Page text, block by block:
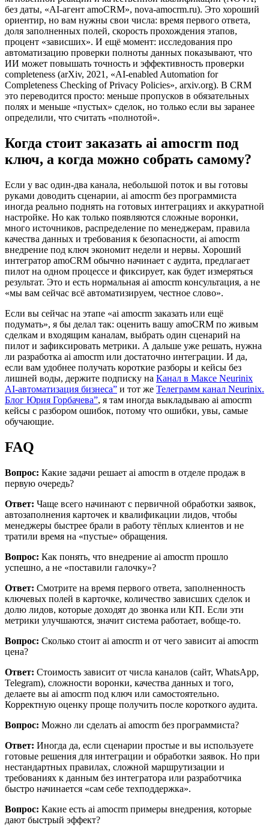
без даты, «AI-агент amoCRM», nova-amocrm.ru). Это хороший
ориентир, но вам нужны свои числа: время первого ответа,
доля заполненных полей, скорость прохождения этапов,
процент «зависших». И ещё момент: исследования про
автоматизацию проверки полноты данных показывают, что
ИИ может повышать точность и эффективность проверки
completeness (arXiv, 2021, «AI-enabled Automation for
Completeness Checking of Privacy Policies», arxiv.org). В CRM
это переводится просто: меньше пропусков в обязательных
полях и меньше «пустых» сделок, но только если вы заранее
определили, что считать «полнотой».
Когда стоит заказать ai amocrm под
ключ, а когда можно собрать самому?
Если у вас один-два канала, небольшой поток и вы готовы
руками доводить сценарии, ai amocrm без программиста
иногда реально поднять на готовых интеграциях и аккуратной
настройке. Но как только появляются сложные воронки,
много источников, распределение по менеджерам, правила
качества данных и требования к безопасности, ai amocrm
внедрение под ключ экономит недели и нервы. Хороший
интегратор amoCRM обычно начинает с аудита, предлагает
пилот на одном процессе и фиксирует, как будет измеряться
результат. Это и есть нормальная ai amocrm консультация, а не
«мы вам сейчас всё автоматизируем, честное слово».
Если вы сейчас на этапе «ai amocrm заказать или ещё
подумать», я бы делал так: оценить вашу amoCRM по живым
сделкам и входящим каналам, выбрать один сценарий на
пилот и зафиксировать метрики. А дальше уже решать, нужна
ли разработка ai amocrm или достаточно интеграции. И да,
если вам удобнее получать короткие разборы и кейсы без
лишней воды, держите подписку на Канал в Максе Neurinix
AI-автоматизация бизнеса” и тот же Телеграмм канал Neurinix.
Блог Юрия Горбачева”, я там иногда выкладываю ai amocrm
кейсы с разбором ошибок, потому что ошибки, увы, самые
обучающие.
FAQ
Вопрос: Какие задачи решает ai amocrm в отделе продаж в
первую очередь?
Ответ: Чаще всего начинают с первичной обработки заявок,
автозаполнения карточек и квалификации лидов, чтобы
менеджеры быстрее брали в работу тёплых клиентов и не
тратили время на «пустые» обращения.
Вопрос: Как понять, что внедрение ai amocrm прошло
успешно, а не «поставили галочку»?
Ответ: Смотрите на время первого ответа, заполненность
ключевых полей в карточке, количество зависших сделок и
долю лидов, которые доходят до звонка или КП. Если эти
метрики улучшаются, значит система работает, вобще-то.
Вопрос: Сколько стоит ai amocrm и от чего зависит ai amocrm
цена?
Ответ: Стоимость зависит от числа каналов (сайт, WhatsApp,
Telegram), сложности воронки, качества данных и того,
делаете вы ai amocrm под ключ или самостоятельно.
Корректную оценку проще получить после короткого аудита.
Вопрос: Можно ли сделать ai amocrm без программиста?
Ответ: Иногда да, если сценарии простые и вы используете
готовые решения для интеграции и обработки заявок. Но при
нестандартных правилах, сложной маршрутизации и
требованиях к данным без интегратора или разработчика
быстро начинается «сам себе техподдержка».
Вопрос: Какие есть ai amocrm примеры внедрения, которые
дают быстрый эффект?